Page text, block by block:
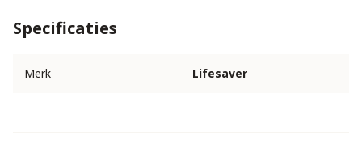
Specificaties
Merk Lifesaver